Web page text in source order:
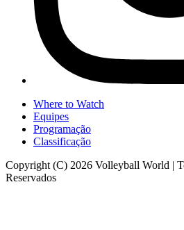
Where to Watch
Equipes
Programação
Classificação
Copyright (C) 2026 Volleyball World |
Reservados